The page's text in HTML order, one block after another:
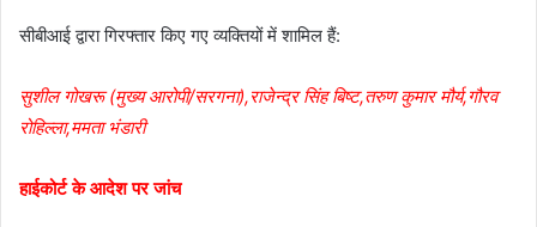
सीबीआई द्वारा गिरफ्तार किए गए व्यक्तियों में शामिल हैं:
सुशील गोखरू (मुख्य आरोपी/सरगना),राजेन्द्र सिंह बिष्ट,तरुण कुमार मौर्य,गौरव
रोहिल्ला,ममता भंडारी
हाईकोर्ट के आदेश पर जांच